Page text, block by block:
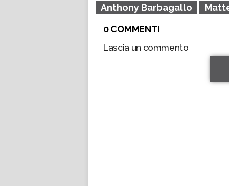
Anthony Barbagallo
0 COMMENTI
Lascia un commento